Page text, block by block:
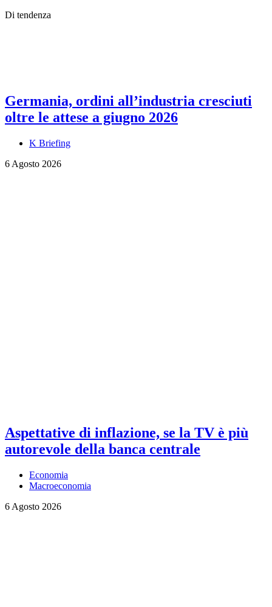
Di tendenza
Germania, ordini all’industria cresciuti
oltre le attese a giugno 2026
K Briefing
6 Agosto 2026
Aspettative di inflazione, se la TV è più
autorevole della banca centrale
Economia
Macroeconomia
6 Agosto 2026